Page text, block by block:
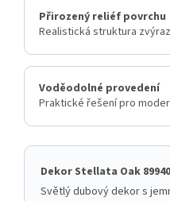
Přirozený reliéf povrchu
Realistická struktura
Voděodolné provedení
Praktické řešení pro
Dekor Stellata Oak
Světlý dubový dekor s